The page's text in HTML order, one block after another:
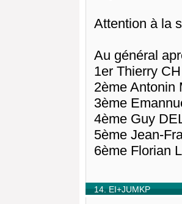
Attention à la
Au général
1er Thierry
2ème Antonin
3ème
4ème Guy
5ème Jean-
6ème Florian
14. EI+JUMKP